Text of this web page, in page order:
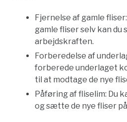
Fjernelse af gamle
gamle fliser selv kan du
arbejdskraften.
Forberedelse af
forberede underlaget
til at modtage de nye
Påføring af fliselim: Du
og sætte de nye fliser på